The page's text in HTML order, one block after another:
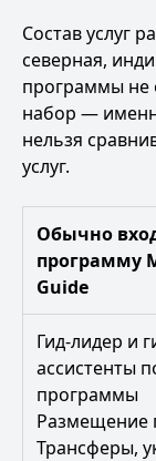
Состав услуг
северная,
программы не
набор —
нельзя
услуг.
Обычно
программу
Guide
Гид-лидер и
ассистенты
программы
Размещение
Трансферы,